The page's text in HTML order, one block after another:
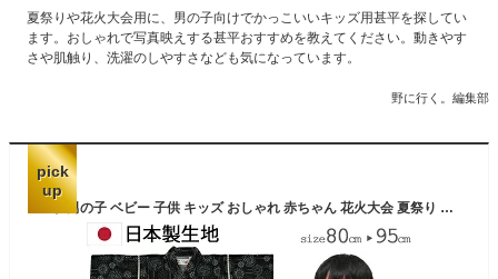
夏祭りや花火大会用に、男の子向けでかっこいいキッズ用甚平を探してい
ます。おしゃれで写真映えする甚平おすすめを教えてください。動きやす
さや肌触り、洗濯のしやすさなども気になっています。
野に行く。編集部
pick
up
甚平 男の子 ベビー 子供 キッズ おしゃれ 赤ちゃん 花火大会 夏祭り 七夕 子供用 夕涼み会 80cm 90cm 95cm 浴衣 夏 コットン 綿100% 日本製 生地 女の子 和柄 花火 矢絣 水玉 龍 パジャマ 部屋着 海外土産 東商店